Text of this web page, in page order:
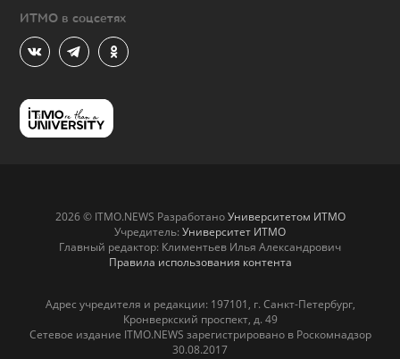
ИТМО в соцсетях
2026 © ITMO.NEWS РазработаноУниверситетом ИТМО
Учредитель: Университет ИТМО
Главный редактор: Климентьев Илья Александрович
Правила использования контента
Адрес учредителя и редакции: 197101, г. Санкт-Петербург,
Кронверкский проспект, д. 49
Сетевое издание ITMO.NEWS зарегистрировано в Роскомнадзор
30.08.2017